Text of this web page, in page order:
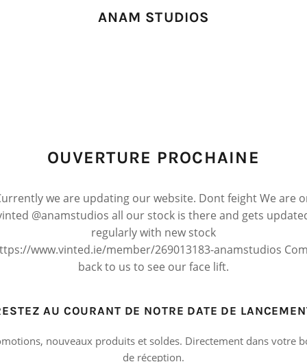
ANAM STUDIOS
OUVERTURE PROCHAINE
we are updating our website. Dont feight We are
@anamstudios all our stock is there and gets
regularly with new stock
www.vinted.ie/member/269013183-anamstudios
back to us to see our face lift.
AU COURANT DE NOTRE DATE DE
nouveaux produits et soldes. Directement dans votre
de réception.